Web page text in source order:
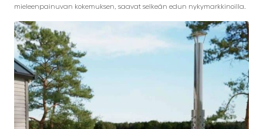
mieleenpainuvan kokemuksen, saavat selkeän edun nykymarkkinoilla.